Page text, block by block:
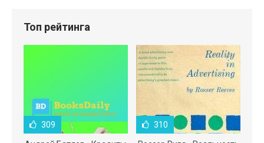
Топ рейтинга
309 310